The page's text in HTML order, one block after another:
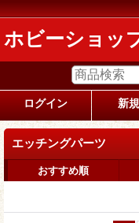
ホビーショッ
ログイン 新
エッチングパーツ
おすすめ順